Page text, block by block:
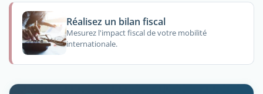
Réalisez un bilan fiscal
Mesurez l'impact fiscal de votre mobilité
internationale.